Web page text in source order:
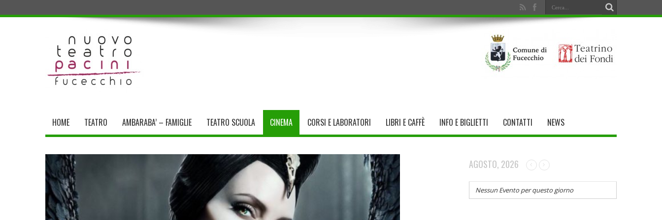
HOME TEATRO AMBARABA’ – FAMIGLIE TEATRO SCUOLA CINEMA CORSI E LABORATORI LIBRI E CAFFÈ INFO E BIGLIETTI CONTATTI NEWS
AGOSTO, 2026
Nessun Evento per questo giorno